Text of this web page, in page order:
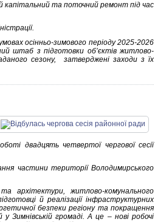
капітальний та поточний ремонт під час
осінньо-зимового періоду 2025-2026
штаб з підготовки об’єктів житлово-
сезону, затверджені заходи з їх
двадцять четвертої чергової сесії
частини території Володимирського
архітектури, житлово-комунального
й реалізації інфраструктурних
безпеки регіону та покращення
Зимнівській громаді. А це – нові робочі